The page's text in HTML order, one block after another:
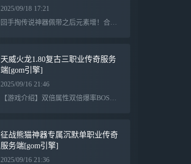
2025/09/18 17:21
回手掏传说神器佩带之后元素增！合成需求雷霆盾牌-加血宝石-雷霆斗笠-58888雷霆雷霆无限二合一版本！不要把密码设置成和账号密码一样,以免带来不必要的损失神力指环传说神器佩带之后攻增！碎片合成神力指合成需求神力碎片*1888强化的是部位,不是装备,更换装备自动添加属性.身上的剑甲和首饰都可进行加星.每次成功+100点攻！选择武器部 选择衣服部位 选择头盔部位 选择项链部位 选择左手部位 选择右手部位 选择腰带部位 选择靴子部位装备加星详细属性到此查看！装备加星属性加成：^-全身100星 触发 打
天威火龙1.80复古三职业传奇服务
端[gom引擎]
2025/09/16 21:46
【游戏介绍】双倍属性双倍爆率BOSS爆极品魔龙教主爆一切【游戏介绍】重金推广只为人气散人称王拒绝套路无待遇 无比例 长期公平公正稳定开放 纯散人 【游戏介绍】元宝比例：1：1000，单次100元RMB以上多充多送 ！【游戏介绍】第3天合区后拿沙,首次攻城奖励30W元宝+沙城捐献（保底1888无上限）老区10万+红包！！
征战熊猫神器专属沉默单职业传奇
服务端[gom引擎]
2025/09/16 21:36